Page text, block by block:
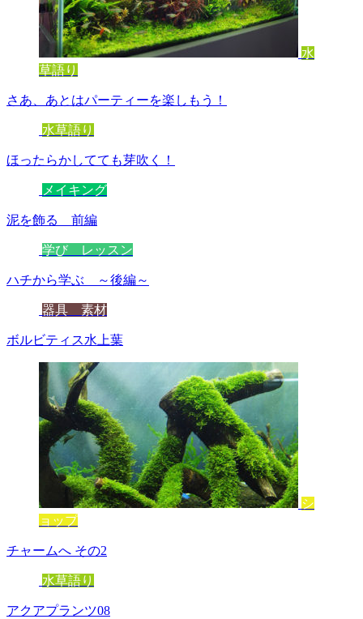
水
草語り
さあ、あとはパーティーを楽しもう！
水草語り
ほったらかしてても芽吹く！
メイキング
泥を飾る 前編
学び レッスン
ハチから学ぶ ～後編～
器具 素材
ボルビティス水上葉
シ
ョップ
チャームへ その2
水草語り
アクアプランツ08